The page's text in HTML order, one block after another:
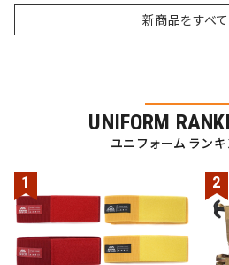
新商品をすべ
UNIFORM
ユニフォーム ラン